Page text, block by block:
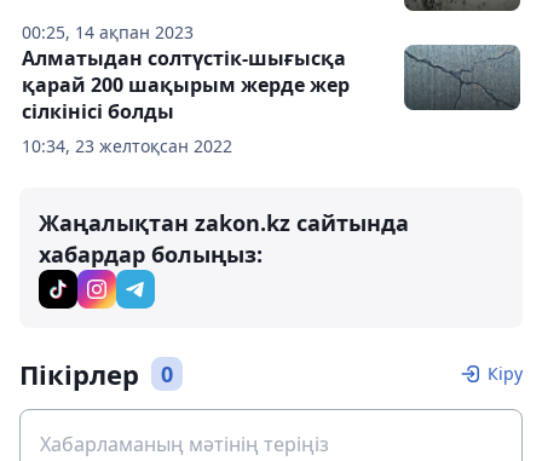
00:25, 14 ақпан 2023
10:34, 23 желтоқсан 2022
Алматыдан солтүстік-шығысқа
қарай 200 шақырым жерде жер
сілкінісі болды
Жаңалықтан zakon.kz сайтында
хабардар болыңыз:
Пікірлер 0 Кіру